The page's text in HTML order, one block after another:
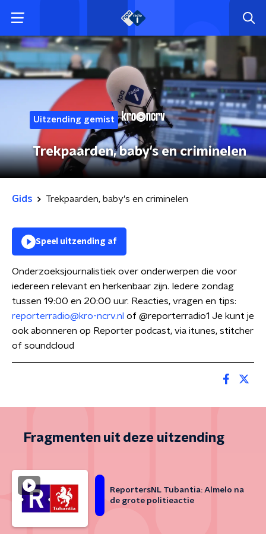
Uitzending gemist
Trekpaarden, baby's en criminelen
Gids Trekpaarden, baby's en criminelen
Speel uitzending af
Onderzoeksjournalistiek over onderwerpen die voor
iedereen relevant en herkenbaar zijn. Iedere zondag
tussen 19:00 en 20:00 uur. Reacties, vragen en tips:
reporterradio@kro-ncrv.nl of @reporterradio1 Je kunt je
ook abonneren op Reporter podcast, via itunes, stitcher
of soundcloud
Fragmenten uit deze uitzending
ReportersNL Tubantia: Almelo na
de grote politieactie